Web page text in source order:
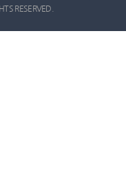
RESERVED.